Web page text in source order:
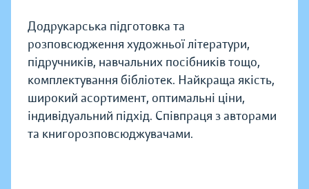
Додрукарська підготовка та
розповсюдження художньої літератури,
підручників, навчальних посібників тощо,
комплектування бібліотек. Найкраща якість,
широкий асортимент, оптимальні ціни,
індивідуальний підхід. Співпраця з авторами
та книгорозповсюджувачами.